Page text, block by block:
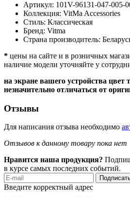
Артикул: 101V-96131-047-005-
Коллекция: VitMa Accessories
Стиль: Классическая
Бренд: Vitma
Страна производитель:
* цены на сайте и в розничных
наличие модели уточняйте у
на экране вашего устройства цвет
незначительно отличаться от
Отзывы
Для написания отзыва необходимо
Отзывов к данному товару пока нет
Нравится наша продукция?
в курсе самых последних событий.
Введите корректный адрес